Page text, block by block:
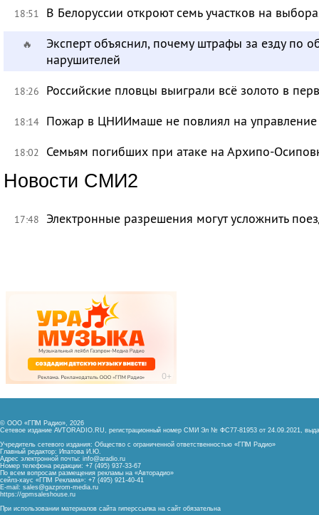
18:51 В Белоруссии откроют семь участков на
🔥
Эксперт объяснил, почему штрафы за езду по
нарушителей
18:26 Российские пловцы выиграли всё золото в
18:14 Пожар в ЦНИИмаше не повлиял на
18:02 Семьям погибших при атаке на Архипо-
Новости СМИ2
17:48 Электронные разрешения могут усложнить
© ООО «ГПМ Радио», 2026
Сетевое издание AVTORADIO.RU, регистрационный номер СМИ Эл № ФС77-81953 от 24.09.2021,
Учредитель сетевого издания: Общество с ограниченной ответственностью «ГПМ Радио»
Главный редактор: Ипатова И.Ю.
Адрес электронной почты: info@aradio.ru
Номер телефона редакции: +7 (495) 937-33-67
По всем вопросам размещения рекламы на «Авторадио»
сейлз-хаус «ГПМ Реклама»: +7 (495) 921-40-41
E-mail: sales@gazprom-media.ru
https://gpmsaleshouse.ru
При использовании материалов сайта гиперссылка на сайт обязательна